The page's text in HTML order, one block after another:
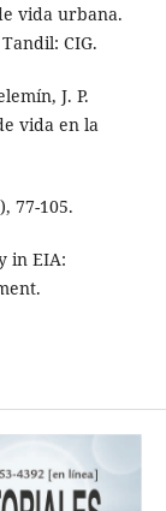
vida urbana.
CIG.
J. P.
vida en la
77-105.
in EIA: